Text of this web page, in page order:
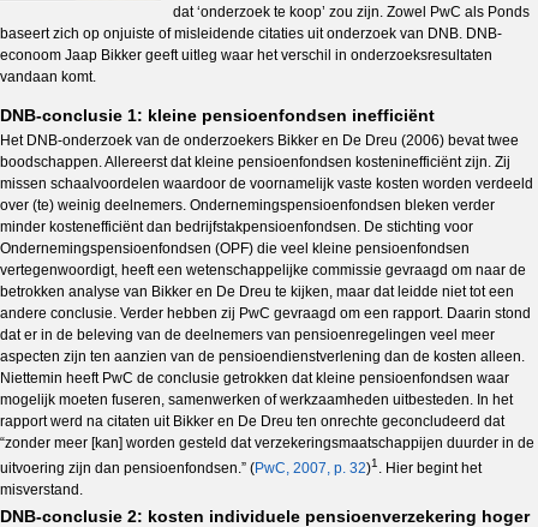
dat ‘onderzoek te koop’ zou zijn. Zowel PwC als Ponds
baseert zich op onjuiste of misleidende citaties uit onderzoek van DNB. DNB-
econoom Jaap Bikker geeft uitleg waar het verschil in onderzoeksresultaten
vandaan komt.
DNB-conclusie 1: kleine pensioenfondsen inefficiënt
Het DNB-onderzoek van de onderzoekers Bikker en De Dreu (2006) bevat twee
boodschappen. Allereerst dat kleine pensioenfondsen kosteninefficiënt zijn. Zij
missen schaalvoordelen waardoor de voornamelijk vaste kosten worden verdeeld
over (te) weinig deelnemers. Ondernemingspensioenfondsen bleken verder
minder kostenefficiënt dan bedrijfstakpensioenfondsen. De stichting voor
Ondernemingspensioenfondsen (OPF) die veel kleine pensioenfondsen
vertegenwoordigt, heeft een wetenschappelijke commissie gevraagd om naar de
betrokken analyse van Bikker en De Dreu te kijken, maar dat leidde niet tot een
andere conclusie. Verder hebben zij PwC gevraagd om een rapport. Daarin stond
dat er in de beleving van de deelnemers van pensioenregelingen veel meer
aspecten zijn ten aanzien van de pensioendienstverlening dan de kosten alleen.
Niettemin heeft PwC de conclusie getrokken dat kleine pensioenfondsen waar
mogelijk moeten fuseren, samenwerken of werkzaamheden uitbesteden. In het
rapport werd na citaten uit Bikker en De Dreu ten onrechte geconcludeerd dat
“zonder meer [kan] worden gesteld dat verzekeringsmaatschappijen duurder in de
uitvoering zijn dan pensioenfondsen.” (PwC, 2007, p. 32)1 . Hier begint het
misverstand.
DNB-conclusie 2: kosten individuele pensioenverzekering hoger